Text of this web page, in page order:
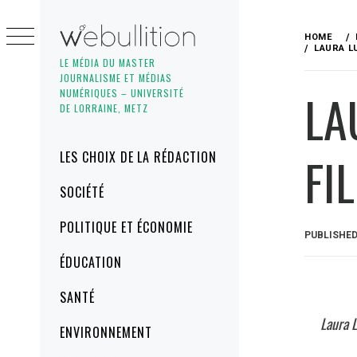
LE MÉDIA DU MASTER
JOURNALISME ET MÉDIAS
NUMÉRIQUES – UNIVERSITÉ
DE LORRAINE, METZ
MenuLES CHOIX DE LA RÉDACTION
SOCIÉTÉ
POLITIQUE ET ÉCONOMIE
ÉDUCATION
SANTÉ
ENVIRONNEMENT
to
content
HOME
LAURA
Laura